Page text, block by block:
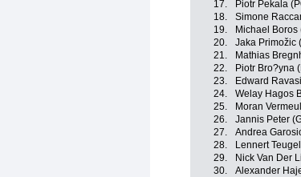
17.
Piotr Pekala
18.
Simone
19.
Michael Boros
20.
Jaka Primožic
21.
Mathias
22.
Piotr Bro?yna
23.
Edward
24.
Welay Hagos
25.
Moran
26.
Jannis Peter
27.
Andrea
28.
Lennert
29.
Nick Van Der
30.
Alexander